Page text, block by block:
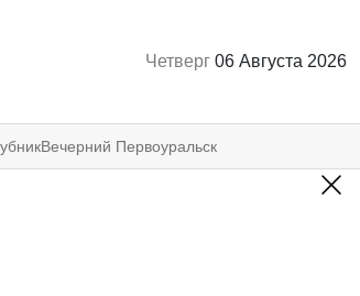
Четверг 06 Августа 2026
Вечерний Первоуральск